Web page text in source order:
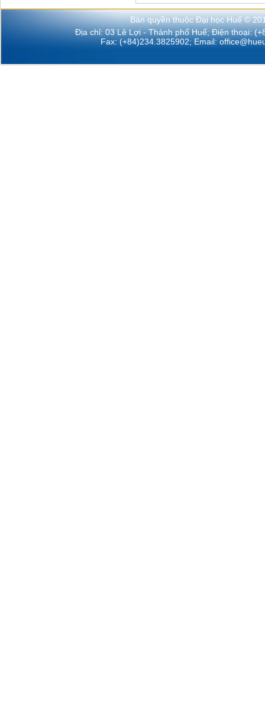
Bản quyền thuộc Đại học Huế ©
Địa chỉ: 03 Lê Lợi - Thành phố Huế; Điện thoại:
Fax: (+84)234.3825902; Email: